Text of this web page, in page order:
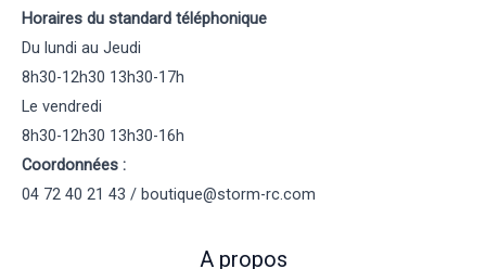
Horaires du standard téléphonique
Du lundi au Jeudi
8h30-12h30 13h30-17h
Le vendredi
8h30-12h30 13h30-16h
Coordonnées :
04 72 40 21 43 / boutique@storm-rc.com
A propos